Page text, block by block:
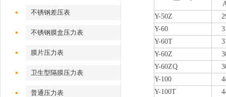
不锈钢差压表
不锈钢膜盒压力表
膜片压力表
卫生型隔膜压力表
普通压力表
Y-50Z
Y-60
Y-60T
Y-60Z
Y-60ZQ
Y-100
Y-100T